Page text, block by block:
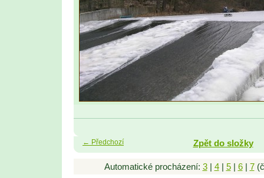
← Předchozí Zpět do složky
Automatické procházení: 3| 4| 5| 6| 7